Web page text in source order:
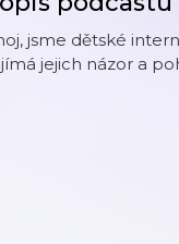
jsme dětské
jejich názor a